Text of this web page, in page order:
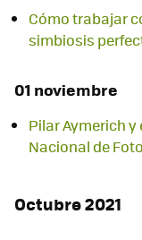
Cómo trabajar
simbiosis
01 noviembre
Pilar Aymerich
Nacional de
Octubre 2021